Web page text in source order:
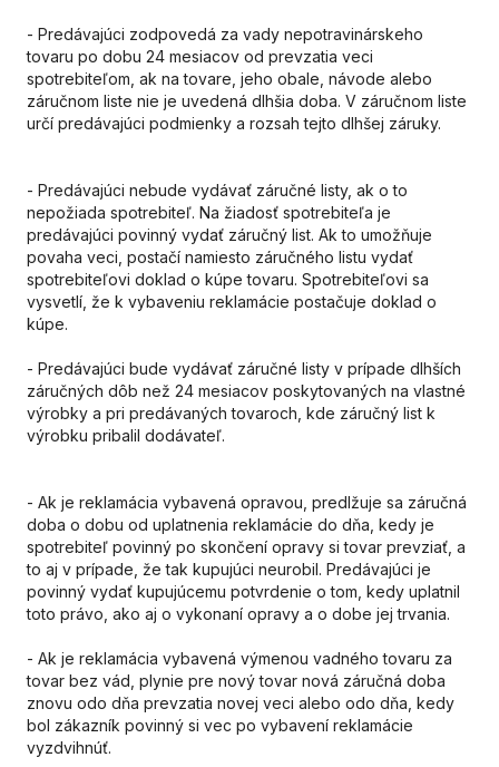
- Predávajúci zodpovedá za vady nepotravinárskeho
tovaru po dobu 24 mesiacov od prevzatia veci
spotrebiteľom, ak na tovare, jeho obale, návode alebo
záručnom liste nie je uvedená dlhšia doba. V záručnom liste
určí predávajúci podmienky a rozsah tejto dlhšej záruky.
- Predávajúci nebude vydávať záručné listy, ak o to
nepožiada spotrebiteľ. Na žiadosť spotrebiteľa je
predávajúci povinný vydať záručný list. Ak to umožňuje
povaha veci, postačí namiesto záručného listu vydať
spotrebiteľovi doklad o kúpe tovaru. Spotrebiteľovi sa
vysvetlí, že k vybaveniu reklamácie postačuje doklad o
kúpe.
- Predávajúci bude vydávať záručné listy v prípade dlhších
záručných dôb než 24 mesiacov poskytovaných na vlastné
výrobky a pri predávaných tovaroch, kde záručný list k
výrobku pribalil dodávateľ.
- Ak je reklamácia vybavená opravou, predlžuje sa záručná
doba o dobu od uplatnenia reklamácie do dňa, kedy je
spotrebiteľ povinný po skončení opravy si tovar prevziať, a
to aj v prípade, že tak kupujúci neurobil. Predávajúci je
povinný vydať kupujúcemu potvrdenie o tom, kedy uplatnil
toto právo, ako aj o vykonaní opravy a o dobe jej trvania.
- Ak je reklamácia vybavená výmenou vadného tovaru za
tovar bez vád, plynie pre nový tovar nová záručná doba
znovu odo dňa prevzatia novej veci alebo odo dňa, kedy
bol zákazník povinný si vec po vybavení reklamácie
vyzdvihnúť.